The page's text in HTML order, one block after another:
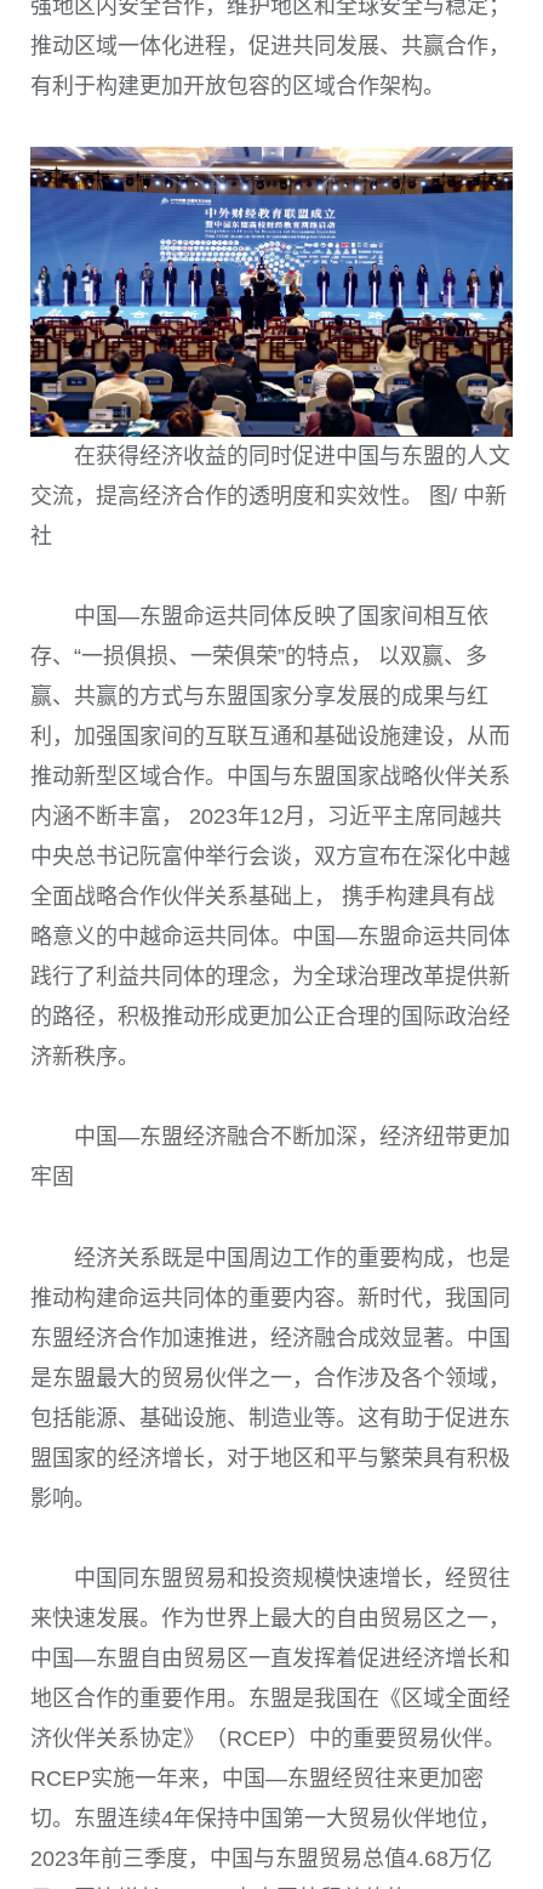
强地区内安全合作，维护地区和全球安全与稳定；
推动区域一体化进程，促进共同发展、共赢合作，
有利于构建更加开放包容的区域合作架构。
在获得经济收益的同时促进中国与东盟的人文
交流，提高经济合作的透明度和实效性。 图/ 中新
社
中国—东盟命运共同体反映了国家间相互依
存、“一损俱损、一荣俱荣”的特点， 以双赢、多
赢、共赢的方式与东盟国家分享发展的成果与红
利，加强国家间的互联互通和基础设施建设，从而
推动新型区域合作。中国与东盟国家战略伙伴关系
内涵不断丰富， 2023年12月，习近平主席同越共
中央总书记阮富仲举行会谈，双方宣布在深化中越
全面战略合作伙伴关系基础上， 携手构建具有战
略意义的中越命运共同体。中国—东盟命运共同体
践行了利益共同体的理念，为全球治理改革提供新
的路径，积极推动形成更加公正合理的国际政治经
济新秩序。
中国—东盟经济融合不断加深，经济纽带更加
牢固
经济关系既是中国周边工作的重要构成，也是
推动构建命运共同体的重要内容。新时代，我国同
东盟经济合作加速推进，经济融合成效显著。中国
是东盟最大的贸易伙伴之一，合作涉及各个领域，
包括能源、基础设施、制造业等。这有助于促进东
盟国家的经济增长，对于地区和平与繁荣具有积极
影响。
中国同东盟贸易和投资规模快速增长，经贸往
来快速发展。作为世界上最大的自由贸易区之一，
中国—东盟自由贸易区一直发挥着促进经济增长和
地区合作的重要作用。东盟是我国在《区域全面经
济伙伴关系协定》（RCEP）中的重要贸易伙伴。
RCEP实施一年来，中国—东盟经贸往来更加密
切。东盟连续4年保持中国第一大贸易伙伴地位，
2023年前三季度，中国与东盟贸易总值4.68万亿